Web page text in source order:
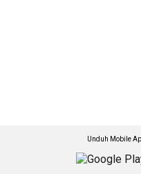
Unduh Mobile